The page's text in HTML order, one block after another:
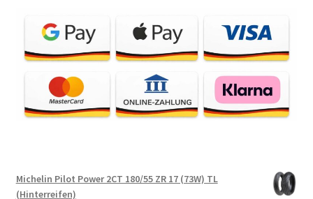
Michelin Pilot Power 2CT 180/55 ZR 17 (73W) TL
(Hinterreifen)